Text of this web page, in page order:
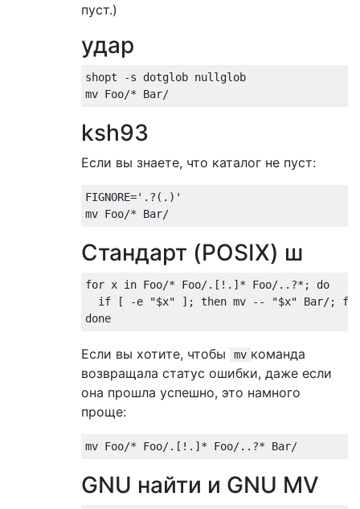
пуст.)
удар
shopt -s dotglob nullglob
mv Foo/* Bar/
ksh93
Если вы знаете, что каталог не пуст:
FIGNORE='.?(.)'
mv Foo/* Bar/
Стандарт (POSIX) ш
for x in Foo/* Foo/.[!.]* Foo/..?*;
do
if
[ -e "$x" ]; then mv -- "$x" Bar/;
fi
done
Если вы хотите, чтобы mv команда
возвращала статус ошибки, даже если
она прошла успешно, это намного
проще:
mv Foo/* Foo/.[!.]* Foo/..?* Bar/
GNU найти и GNU MV